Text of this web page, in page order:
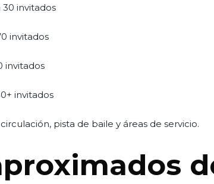
30 invitados
invitados
invitados
invitados
pista de baile y áreas de servicio.